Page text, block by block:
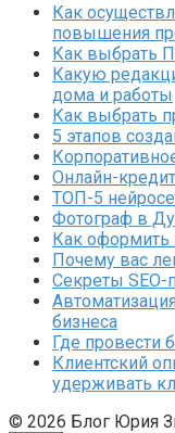
Как
повышения
Как выбрать
Какую
дома и работы
Как выбрать
5 этапов
Онлайн-
ТОП-5
Фотограф в
Как оформить
Почему вас
Секреты
бизнеса
Где провести
Клиентский
удерживать
© 2026 Блог Юрия